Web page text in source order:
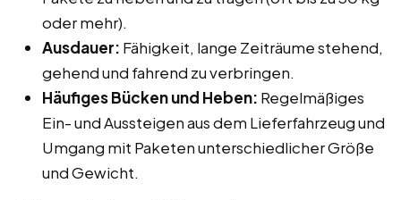
oder mehr).
Ausdauer: Fähigkeit, lange Zeiträume stehend,
gehend und fahrend zu verbringen.
Häufiges Bücken und Heben: Regelmäßiges
Ein- und Aussteigen aus dem Lieferfahrzeug und
Umgang mit Paketen unterschiedlicher Größe
und Gewicht.